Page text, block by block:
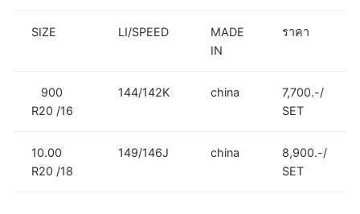
SIZE LI/SPEED
MADE
IN
ราคา
900
R20 /16
144/142K china
7,700.-/
SET
10.00
R20 /18
149/146J china
8,900.-/
SET